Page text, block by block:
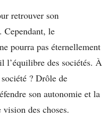
retrouver son
Cependant, le
pourra pas éternellement
l’équilibre des sociétés. À
? Drôle de
son autonomie et la
des choses.